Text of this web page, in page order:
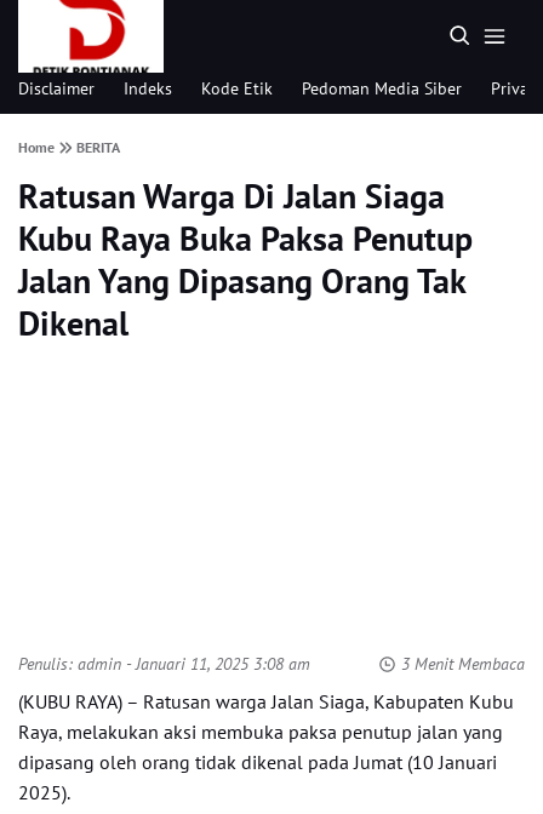
Disclaimer Indeks Kode Etik Pedoman Media Siber
Home BERITA
Ratusan Warga Di Jalan Siaga
Kubu Raya Buka Paksa Penutup
Jalan Yang Dipasang Orang Tak
Dikenal
Penulis: admin - Januari 11, 2025 3:08 am 3 Menit Membaca
(KUBU RAYA) – Ratusan warga Jalan Siaga, Kabupaten Kubu
Raya, melakukan aksi membuka paksa penutup jalan yang
dipasang oleh orang tidak dikenal pada Jumat (10 Januari
2025).